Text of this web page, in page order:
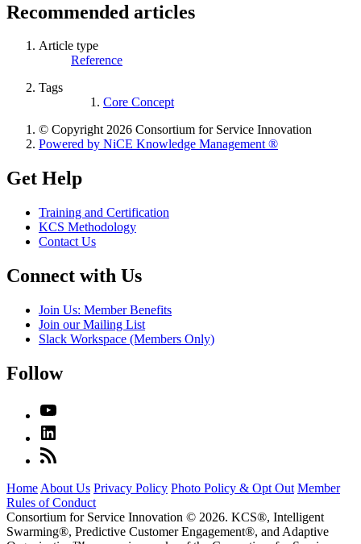
Recommended articles
Article type
Reference
Tags
Core Concept
© Copyright 2026 Consortium for Service Innovation
Powered by NiCE Knowledge Management®
Get Help
Training and Certification
KCS Methodology
Contact Us
Connect with Us
Join Us: Member Benefits
Join our Mailing List
Slack Workspace (Members Only)
Follow
Home About Us Privacy Policy Photo Policy & Opt Out Member
Rules of Conduct
Consortium for Service Innovation © 2026. KCS®, Intelligent
Swarming®, Predictive Customer Engagement®, and Adaptive